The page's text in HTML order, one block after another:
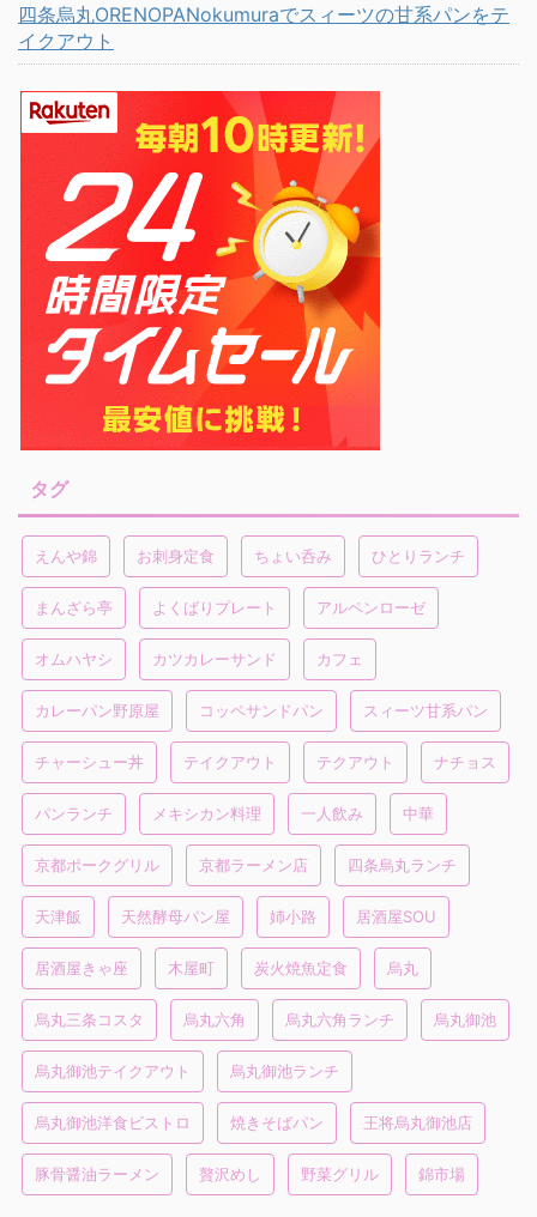
四条烏丸ORENOPANokumuraでスィーツの甘系パンをテ
イクアウト
タグ
えんや錦 お刺身定食 ちょい呑み ひとりランチ
まんざら亭 よくばりプレート アルペンローゼ
オムハヤシ カツカレーサンド カフェ
カレーパン野原屋 コッペサンドパン スィーツ甘系パン
チャーシュー丼 テイクアウト テクアウト ナチョス
パンランチ メキシカン料理 一人飲み 中華
京都ポークグリル 京都ラーメン店 四条烏丸ランチ
天津飯 天然酵母パン屋 姉小路 居酒屋SOU
居酒屋きゃ座 木屋町 炭火焼魚定食 烏丸
烏丸三条コスタ 烏丸六角 烏丸六角ランチ 烏丸御池
烏丸御池テイクアウト 烏丸御池ランチ
烏丸御池洋食ビストロ 焼きそばパン 王将烏丸御池店
豚骨醤油ラーメン 贅沢めし 野菜グリル 錦市場